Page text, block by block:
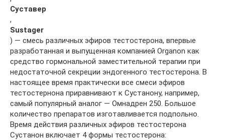
Суставер
,
Sustager
) — смесь различных эфиров тестостерона, впервые
разработанная и выпущенная компанией Organon как
средство гормональной заместительной терапии при
недостаточной секреции эндогенного тестостерона. В
настоящее время практически все смеси эфиров
тестостернона приравнивают к Сустанону, например,
самый популярный аналог — Омнадрен 250. Большое
количество препаратов изготавливается подпольно.
Время действия различных эфиров тестостерона
Сустанон включает 4 формы тестостерона: